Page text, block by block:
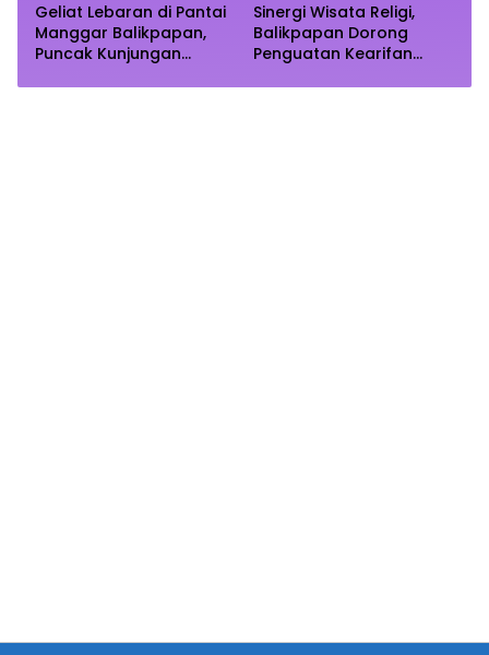
Geliat Lebaran di Pantai
Manggar Balikpapan,
Puncak Kunjungan
Sinergi Wisata Religi,
Balikpapan Dorong
Penguatan Kearifan